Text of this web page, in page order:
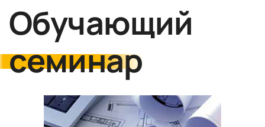
Обучающий
семинар